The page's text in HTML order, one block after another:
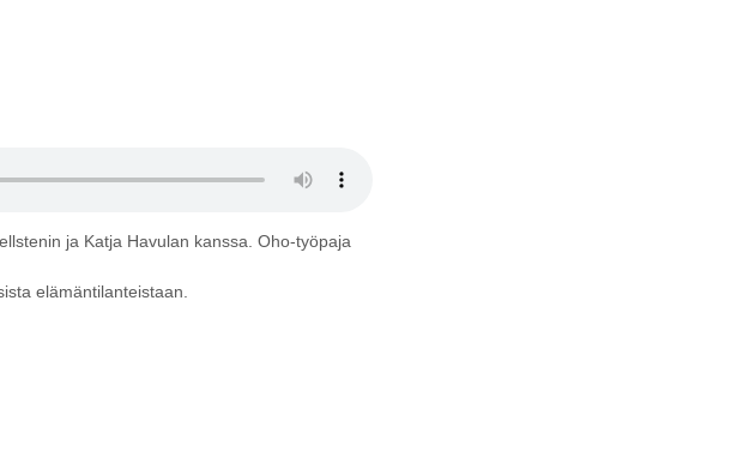
ja Katja Havulan kanssa. Oho-työpaja
elämäntilanteistaan.